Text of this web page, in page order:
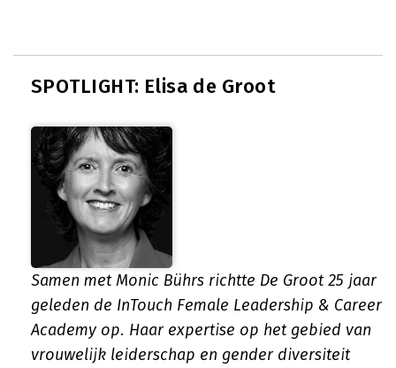
SPOTLIGHT: Elisa de Groot
Samen met Monic Bührs richtte De Groot 25 jaar
geleden de InTouch Female Leadership & Career
Academy op. Haar expertise op het gebied van
vrouwelijk leiderschap en gender diversiteit